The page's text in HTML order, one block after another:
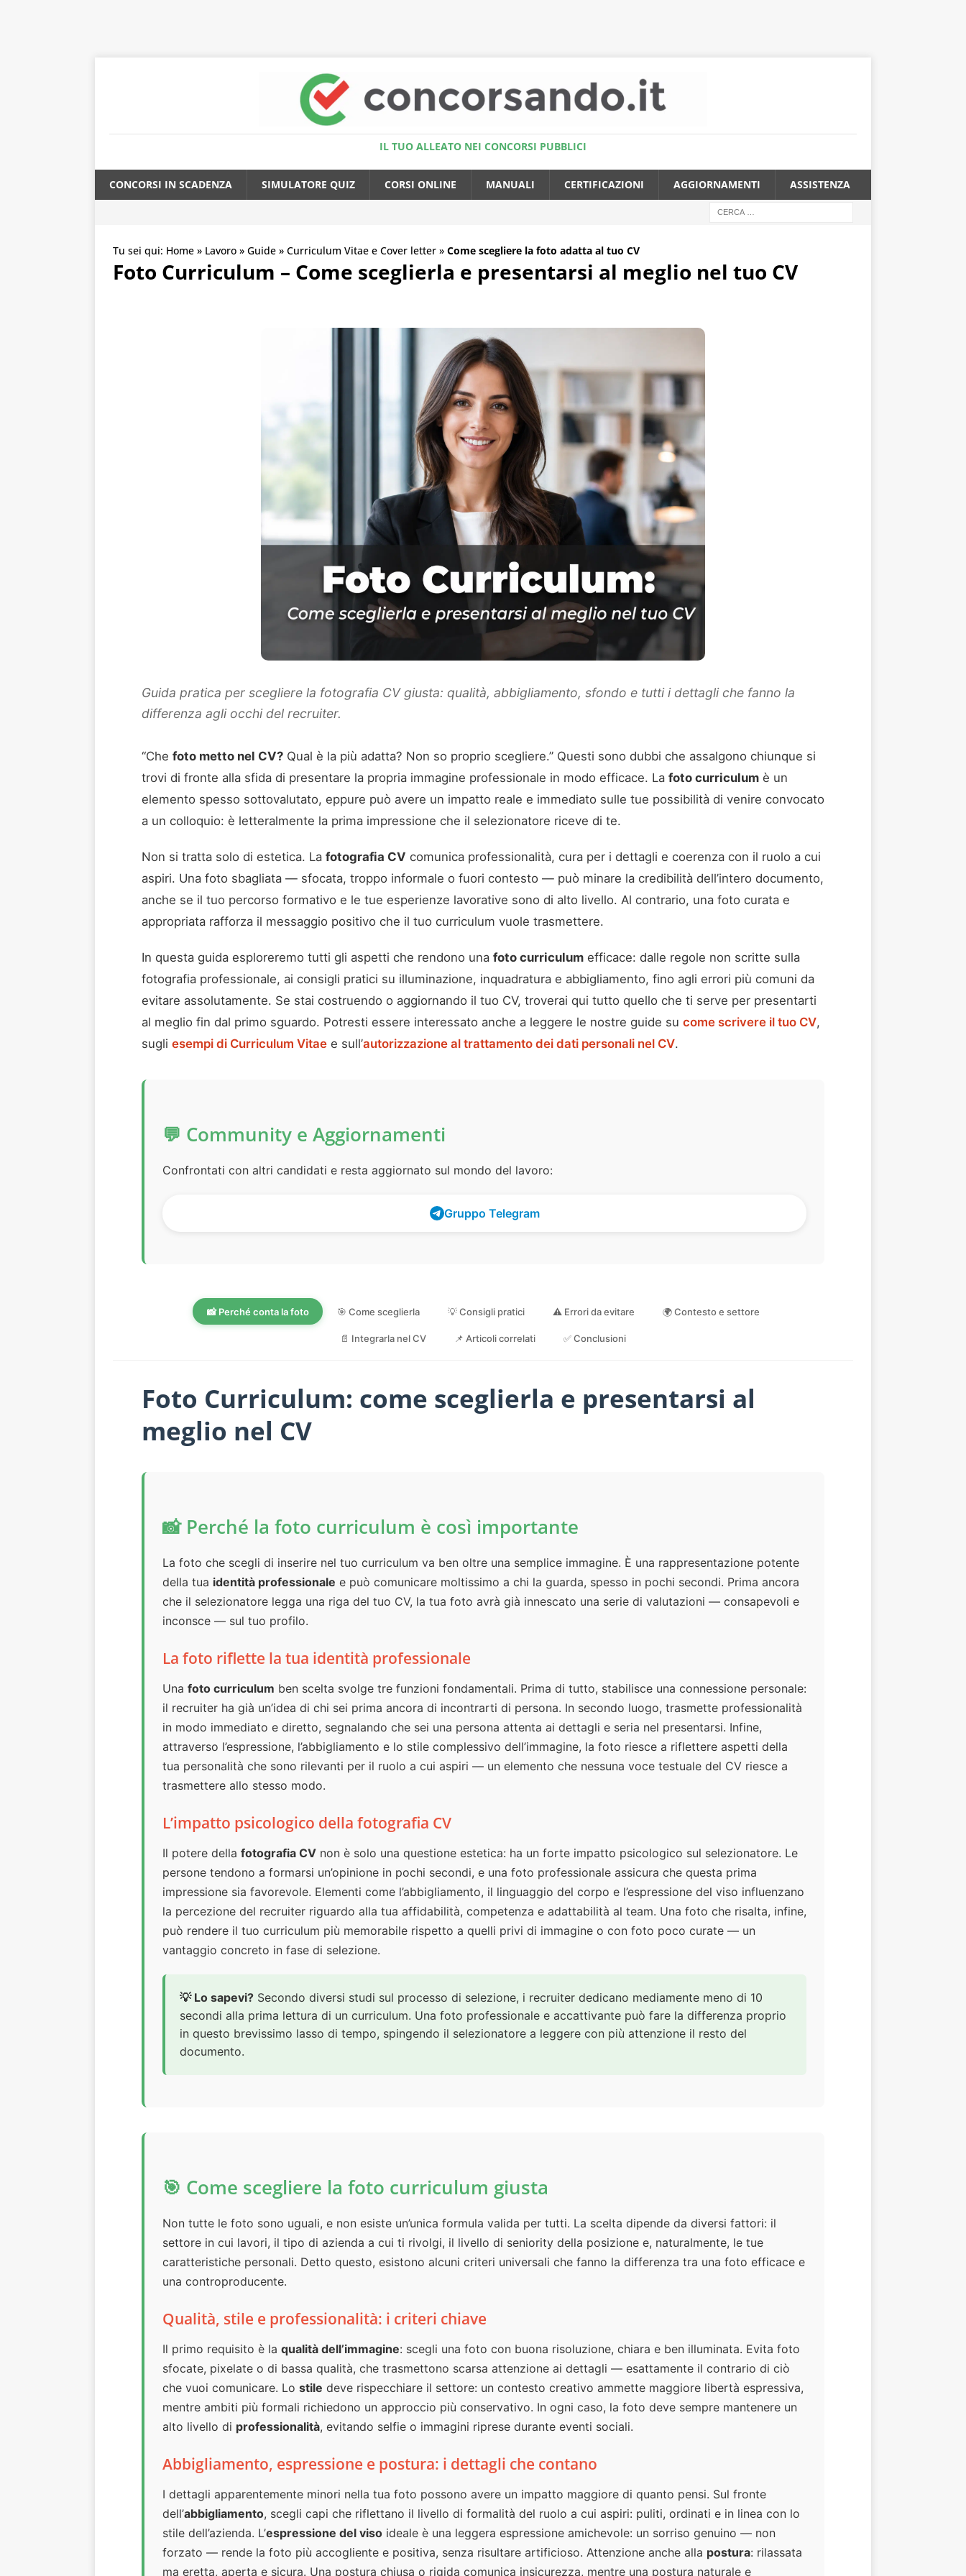
IL TUO ALLEATO NEI CONCORSI PUBBLICI
CONCORSI IN SCADENZA SIMULATORE QUIZ CORSI ONLINE MANUALI CERTIFICAZIONI AGGIORNAMENTI ASSISTENZA
Tu sei qui: Home » Lavoro » Guide » Curriculum Vitae e Cover letter » Come scegliere la foto adatta al tuo CV
Foto Curriculum – Come sceglierla e presentarsi al meglio nel tuo CV
Guida pratica per scegliere la fotografia CV giusta: qualità, abbigliamento, sfondo e tutti i dettagli che fanno la
differenza agli occhi del recruiter.
“Che foto metto nel CV? Qual è la più adatta? Non so proprio scegliere.” Questi sono dubbi che assalgono chiunque si
trovi di fronte alla sfida di presentare la propria immagine professionale in modo efficace. La foto curriculum è un
elemento spesso sottovalutato, eppure può avere un impatto reale e immediato sulle tue possibilità di venire convocato
a un colloquio: è letteralmente la prima impressione che il selezionatore riceve di te.
Non si tratta solo di estetica. La fotografia CV comunica professionalità, cura per i dettagli e coerenza con il ruolo a cui
aspiri. Una foto sbagliata — sfocata, troppo informale o fuori contesto — può minare la credibilità dell’intero documento,
anche se il tuo percorso formativo e le tue esperienze lavorative sono di alto livello. Al contrario, una foto curata e
appropriata rafforza il messaggio positivo che il tuo curriculum vuole trasmettere.
In questa guida esploreremo tutti gli aspetti che rendono una foto curriculum efficace: dalle regole non scritte sulla
fotografia professionale, ai consigli pratici su illuminazione, inquadratura e abbigliamento, fino agli errori più comuni da
evitare assolutamente. Se stai costruendo o aggiornando il tuo CV, troverai qui tutto quello che ti serve per presentarti
al meglio fin dal primo sguardo. Potresti essere interessato anche a leggere le nostre guide su come scrivere il tuo CV,
sugli esempi di Curriculum Vitae e sull’autorizzazione al trattamento dei dati personali nel CV.
💬 Community e Aggiornamenti
Confrontati con altri candidati e resta aggiornato sul mondo del lavoro:
Gruppo Telegram
📸 Perché conta la foto 🎯 Come sceglierla 💡 Consigli pratici ⚠️ Errori da evitare 🌍 Contesto e settore
📄 Integrarla nel CV 📌 Articoli correlati ✅ Conclusioni
Foto Curriculum: come sceglierla e presentarsi al
meglio nel CV
📸 Perché la foto curriculum è così importante
La foto che scegli di inserire nel tuo curriculum va ben oltre una semplice immagine. È una rappresentazione potente
della tua identità professionale e può comunicare moltissimo a chi la guarda, spesso in pochi secondi. Prima ancora
che il selezionatore legga una riga del tuo CV, la tua foto avrà già innescato una serie di valutazioni — consapevoli e
inconsce — sul tuo profilo.
La foto riflette la tua identità professionale
Una foto curriculum ben scelta svolge tre funzioni fondamentali. Prima di tutto, stabilisce una connessione personale:
il recruiter ha già un’idea di chi sei prima ancora di incontrarti di persona. In secondo luogo, trasmette professionalità
in modo immediato e diretto, segnalando che sei una persona attenta ai dettagli e seria nel presentarsi. Infine,
attraverso l’espressione, l’abbigliamento e lo stile complessivo dell’immagine, la foto riesce a riflettere aspetti della
tua personalità che sono rilevanti per il ruolo a cui aspiri — un elemento che nessuna voce testuale del CV riesce a
trasmettere allo stesso modo.
L’impatto psicologico della fotografia CV
Il potere della fotografia CV non è solo una questione estetica: ha un forte impatto psicologico sul selezionatore. Le
persone tendono a formarsi un’opinione in pochi secondi, e una foto professionale assicura che questa prima
impressione sia favorevole. Elementi come l’abbigliamento, il linguaggio del corpo e l’espressione del viso influenzano
la percezione del recruiter riguardo alla tua affidabilità, competenza e adattabilità al team. Una foto che risalta, infine,
può rendere il tuo curriculum più memorabile rispetto a quelli privi di immagine o con foto poco curate — un
vantaggio concreto in fase di selezione.
💡 Lo sapevi? Secondo diversi studi sul processo di selezione, i recruiter dedicano mediamente meno di 10
secondi alla prima lettura di un curriculum. Una foto professionale e accattivante può fare la differenza proprio
in questo brevissimo lasso di tempo, spingendo il selezionatore a leggere con più attenzione il resto del
documento.
🎯 Come scegliere la foto curriculum giusta
Non tutte le foto sono uguali, e non esiste un’unica formula valida per tutti. La scelta dipende da diversi fattori: il
settore in cui lavori, il tipo di azienda a cui ti rivolgi, il livello di seniority della posizione e, naturalmente, le tue
caratteristiche personali. Detto questo, esistono alcuni criteri universali che fanno la differenza tra una foto efficace e
una controproducente.
Qualità, stile e professionalità: i criteri chiave
Il primo requisito è la qualità dell’immagine: scegli una foto con buona risoluzione, chiara e ben illuminata. Evita foto
sfocate, pixelate o di bassa qualità, che trasmettono scarsa attenzione ai dettagli — esattamente il contrario di ciò
che vuoi comunicare. Lo stile deve rispecchiare il settore: un contesto creativo ammette maggiore libertà espressiva,
mentre ambiti più formali richiedono un approccio più conservativo. In ogni caso, la foto deve sempre mantenere un
alto livello di professionalità, evitando selfie o immagini riprese durante eventi sociali.
Abbigliamento, espressione e postura: i dettagli che contano
I dettagli apparentemente minori nella tua foto possono avere un impatto maggiore di quanto pensi. Sul fronte
dell’abbigliamento, scegli capi che riflettano il livello di formalità del ruolo a cui aspiri: puliti, ordinati e in linea con lo
stile dell’azienda. L’espressione del viso ideale è una leggera espressione amichevole: un sorriso genuino — non
forzato — rende la foto più accogliente e positiva, senza risultare artificioso. Attenzione anche alla postura: rilassata
ma eretta, aperta e sicura. Una postura chiusa o rigida comunica insicurezza, mentre una postura naturale e